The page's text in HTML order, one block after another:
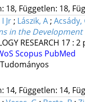
18, Független: 18,
Jr ; Lászik, A ; Acsády,
in the
RESEARCH 17: 2
Scopus PubMed
14, Független: 14,